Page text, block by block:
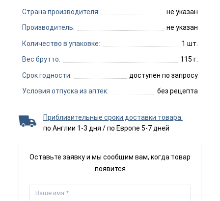
Страна производителя: не указан
Производитель: не указан
Количество в упаковке: 1 шт.
Вес брутто: 115 г.
Срок годности: доступен по запросу
Условия отпуска из аптек: без рецепта
Приблизительные сроки доставки товара.
по Англии 1-3 дня / по Европе 5-7 дней
Оставьте заявку и мы сообщим вам, когда товар
появится